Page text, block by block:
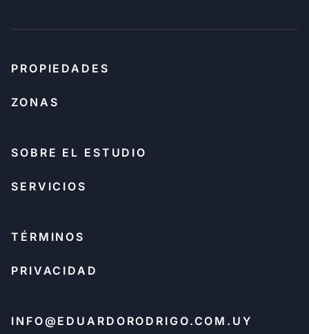
PROPIEDADES
ZONAS
SOBRE EL ESTUDIO
SERVICIOS
TÉRMINOS
PRIVACIDAD
INFO@EDUARDORODRIGO.COM.UY